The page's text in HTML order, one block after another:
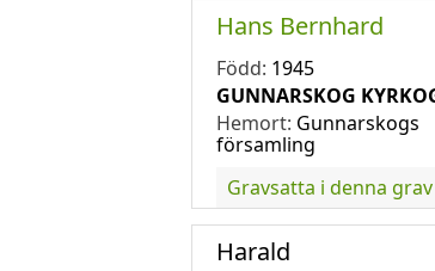
Hans Bernhard
Född: 1945
GUNNARSKOG
Hemort: Gunnarskogs
församling
Gravsatta i denna grav
Harald